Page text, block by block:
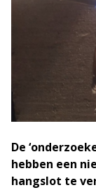
De
hebben een
hangslot te